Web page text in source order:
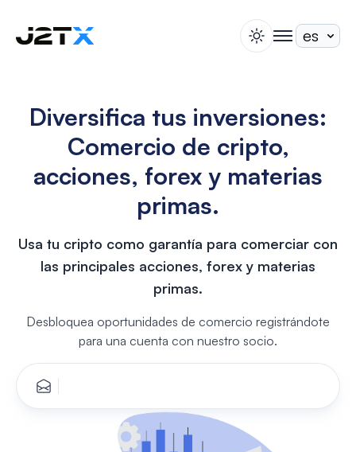
Blog
Ayuda
Acerca de
Abrir Cuenta
Iniciar Sesión
switch theme
togglenav
Diversifica tus inversiones:
Comercio de cripto,
acciones, forex y materias
primas.
Usa tu cripto como garantía para comerciar con
las principales acciones, forex y materias
primas.
Desbloquea oportunidades de comercio registrándote
para una cuenta con nuestro socio.